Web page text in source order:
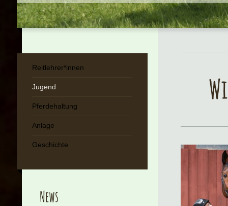
Reitlehrer*innen
Jugend
Pferdehaltung
Anlage
Geschichte
News